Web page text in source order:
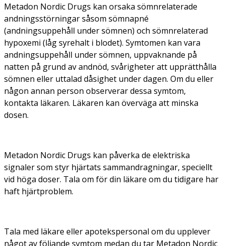
Metadon Nordic Drugs kan orsaka sömnrelaterade
andningsstörningar såsom sömnapné
(andningsuppehåll under sömnen) och sömnrelaterad
hypoxemi (låg syrehalt i blodet). Symtomen kan vara
andningsuppehåll under sömnen, uppvaknande på
natten på grund av andnöd, svårigheter att upprätthålla
sömnen eller uttalad dåsighet under dagen. Om du eller
någon annan person observerar dessa symtom,
kontakta läkaren. Läkaren kan överväga att minska
dosen.
Metadon Nordic Drugs kan påverka de elektriska
signaler som styr hjärtats sammandragningar, speciellt
vid höga doser. Tala om för din läkare om du tidigare har
haft hjärtproblem.
Tala med läkare eller apotekspersonal om du upplever
något av följande symtom medan du tar Metadon Nordic